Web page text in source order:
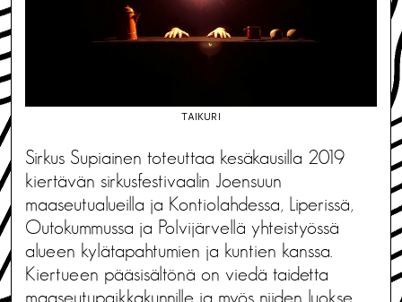
TAIKURI
Sirkus Supiainen toteuttaa kesäkausilla 2019
kiertävän sirkusfestivaalin Joensuun
maaseutualueilla ja Kontiolahdessa, Liperissä,
Outokummussa ja Polvijärvellä yhteistyössä
alueen kylätapahtumien ja kuntien kanssa.
Kiertueen pääsisältönä on viedä taidetta
maaseutupaikkakunnille ja myös niiden luokse,